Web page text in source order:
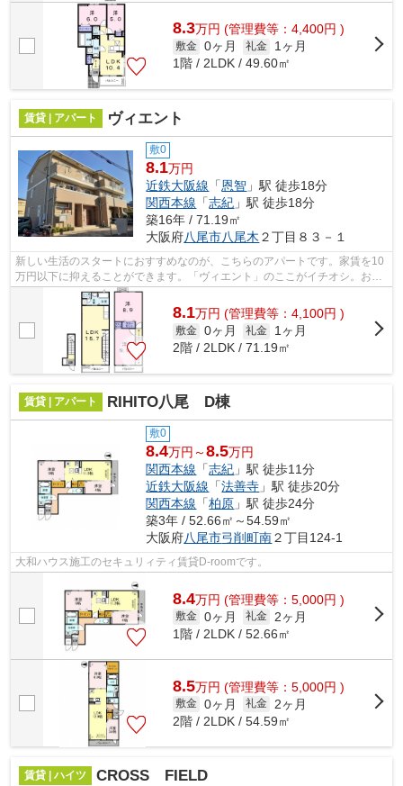
8.3万円 (管理費等：4,400円 )
敷金 0ヶ月 礼金
1ヶ月
1階 / 2LDK / 49.60㎡
賃貸 | アパート ヴィエント
敷0
8.1万円
近鉄大阪線 「恩智 」駅 徒歩18分
関西本線 「志紀 」駅 徒歩18分
築16年 / 71.19㎡
大阪府八尾市八尾木 ２丁目８３－１
新しい生活のスタートにおすすめなのが、こちらのアパートです。家賃を10
万円以下に抑えることができます。「ヴィエント」のここがイチオシ。お探
しの賃貸物件がテム・ホームで取り扱...
8.1万円 (管理費等：4,100円 )
敷金 0ヶ月 礼金
1ヶ月
2階 / 2LDK / 71.19㎡
賃貸 | アパート RIHITO八尾 D棟
敷0
8.4万円～8.5万円
関西本線 「志紀 」駅 徒歩11分
近鉄大阪線 「法善寺 」駅 徒歩20分
関西本線 「柏原 」駅 徒歩24分
築3年 / 52.66㎡～54.59㎡
大阪府八尾市弓削町南２丁目124-1
大和ハウス施工のセキュリィティ賃貸D-roomです。
8.4万円 (管理費等：5,000円 )
敷金 0ヶ月 礼金
2ヶ月
1階 / 2LDK / 52.66㎡
8.5万円 (管理費等：5,000円 )
敷金 0ヶ月 礼金
2ヶ月
2階 / 2LDK / 54.59㎡
賃貸 | ハイツ CROSS FIELD